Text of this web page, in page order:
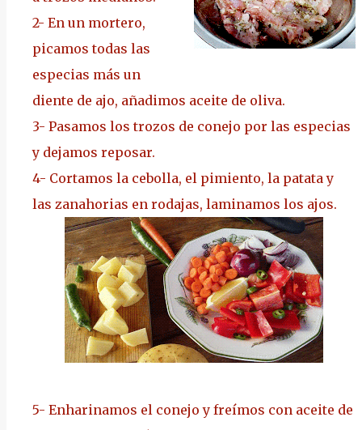
2- En un mortero,
picamos todas las
especias más un
diente de ajo, añadimos aceite de oliva.
3- Pasamos los trozos de conejo por las especias
y dejamos reposar.
4- Cortamos la cebolla, el pimiento, la patata y
las zanahorias en rodajas, laminamos los ajos.
5- Enharinamos el conejo y freímos con aceite de